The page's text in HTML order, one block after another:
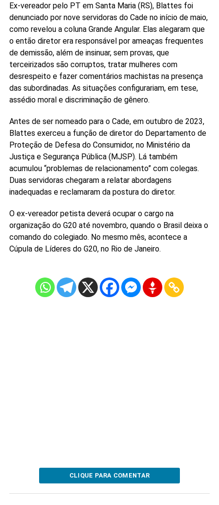
Ex-vereador pelo PT em Santa Maria (RS), Blattes foi
denunciado por nove servidoras do Cade no início de maio,
como revelou a coluna Grande Angular. Elas alegaram que
o então diretor era responsável por ameaças frequentes
de demissão, além de insinuar, sem provas, que
terceirizados são corruptos, tratar mulheres com
desrespeito e fazer comentários machistas na presença
das subordinadas. As situações configurariam, em tese,
assédio moral e discriminação de gênero.
Antes de ser nomeado para o Cade, em outubro de 2023,
Blattes exerceu a função de diretor do Departamento de
Proteção de Defesa do Consumidor, no Ministério da
Justiça e Segurança Pública (MJSP). Lá também
acumulou “problemas de relacionamento” com colegas.
Duas servidoras chegaram a relatar abordagens
inadequadas e reclamaram da postura do diretor.
O ex-vereador petista deverá ocupar o cargo na
organização do G20 até novembro, quando o Brasil deixa o
comando do colegiado. No mesmo mês, acontece a
Cúpula de Líderes do G20, no Rio de Janeiro.
CLIQUE PARA COMENTAR